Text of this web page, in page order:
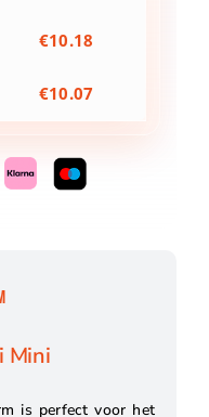
€10.18
€10.07
Mini
is perfect voor het